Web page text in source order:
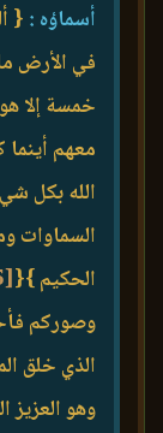
أسماؤه : {
في الأرض
خمسة إلا
معهم أينما
الله بكل
السماوات
الحكيم }{
[5]
وصوركم
الذي خلق
وهو العزيز